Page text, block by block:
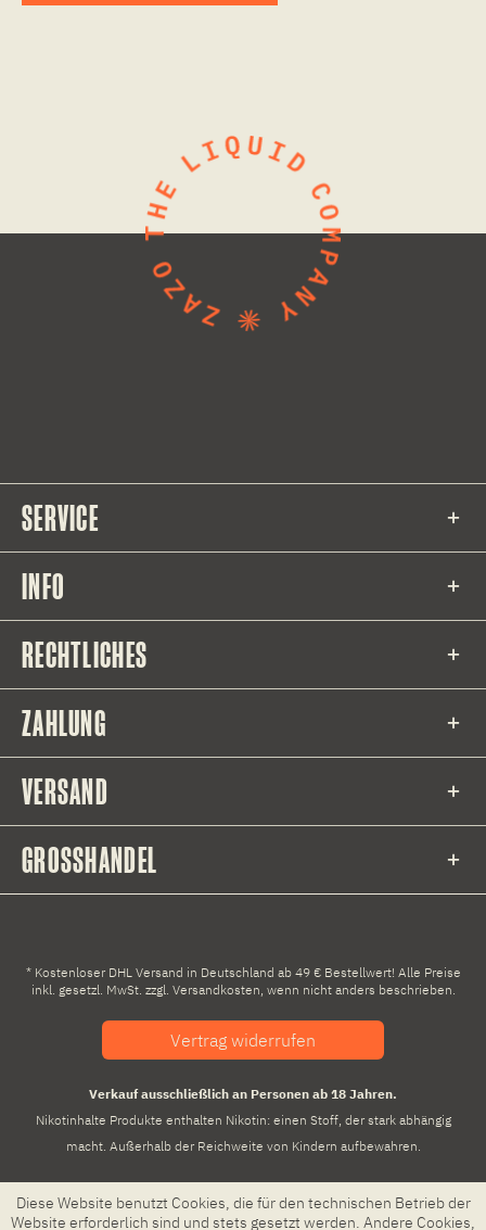
SERVICE
INFO
RECHTLICHES
ZAHLUNG
VERSAND
GROSSHANDEL
* Kostenloser DHL Versand in Deutschland ab 49 € Bestellwert! Alle Preise
inkl. gesetzl. MwSt. zzgl. Versandkosten, wenn nicht anders beschrieben.
Vertrag widerrufen
Verkauf ausschließlich an Personen ab 18 Jahren.
Nikotinhalte Produkte enthalten Nikotin: einen Stoff, der stark abhängig
macht. Außerhalb der Reichweite von Kindern aufbewahren.
Diese Website benutzt Cookies, die für den technischen Betrieb der
Website erforderlich sind und stets gesetzt werden. Andere Cookies,